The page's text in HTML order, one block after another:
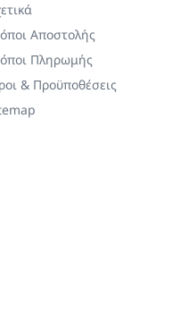
Αποστολής
Πληρωμής
& Προϋποθέσεις